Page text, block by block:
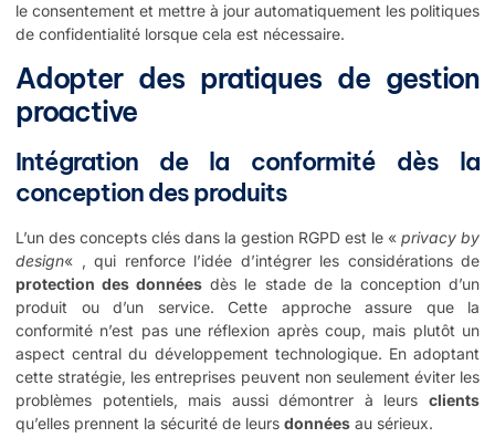
le consentement et mettre à jour automatiquement les politiques
de confidentialité lorsque cela est nécessaire.
Adopter des pratiques de gestion
proactive
Intégration de la conformité dès la
conception des produits
L’un des concepts clés dans la gestion RGPD est le « privacy by
design« , qui renforce l’idée d’intégrer les considérations de
protection des données dès le stade de la conception d’un
produit ou d’un service. Cette approche assure que la
conformité n’est pas une réflexion après coup, mais plutôt un
aspect central du développement technologique. En adoptant
cette stratégie, les entreprises peuvent non seulement éviter les
problèmes potentiels, mais aussi démontrer à leurs clients
qu’elles prennent la sécurité de leurs données au sérieux.